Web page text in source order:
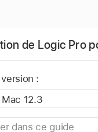
de Logic Pro
: